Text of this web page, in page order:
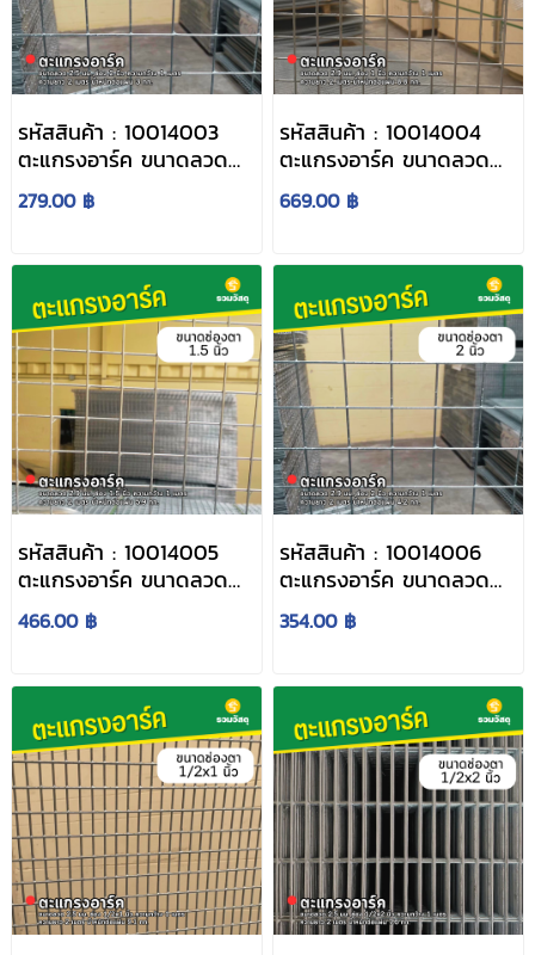
รหัสสินค้า : 10014003
ตะแกรงอาร์ค ขนาดลวด
2.5 มม. ช่อง 2 นิ้ว ความ
กว้าง 1 เมตร ความยาว 2
กก.
279.00 ฿
รหัสสินค้า : 10014004
ตะแกรงอาร์ค ขนาดลวด
2.9 มม. ช่อง 1 นิ้ว ความ
กว้าง 1 เมตร ความยาว 2
กก.
669.00 ฿
รหัสสินค้า : 10014005
ตะแกรงอาร์ค ขนาดลวด
2.9 มม. ช่อง 1.5 นิ้ว ความ
กว้าง 1 เมตร ความยาว 2
กก.
466.00 ฿
รหัสสินค้า : 10014006
ตะแกรงอาร์ค ขนาดลวด
2.9 มม. ช่อง 2 นิ้ว ความ
กว้าง 1 เมตร ความยาว 2
กก.
354.00 ฿